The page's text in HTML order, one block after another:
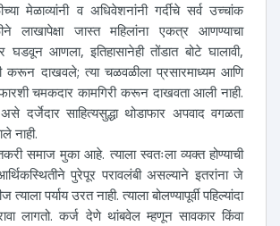
मेळाव्यांनी व अधिवेशनांनी गर्दीचे सर्व उच्चांक
लाखापेक्षा जास्त महिलांना एकत्र आणण्याचा
घडवून आणला, इतिहासानेही तोंडात बोटे घालावी,
दाखवले; त्या चळवळीला प्रसारमाध्यम आणि
फारशी चमकदार कामगिरी करून दाखवता आली नाही.
दर्जेदार साहित्यसुद्धा थोडाफार अपवाद वगळता
नाही.
मुका आहे. त्याला स्वतःला व्यक्त होण्याची
पुरेपूर परावलंबी असल्याने इतरांना जे
पर्याय उरत नाही. त्याला बोलण्यापूर्वी पहिल्यांदा
लागतो. कर्ज देणे थांबवेल म्हणून सावकार किंवा